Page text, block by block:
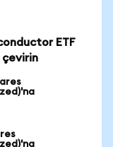
ETF
çevirin